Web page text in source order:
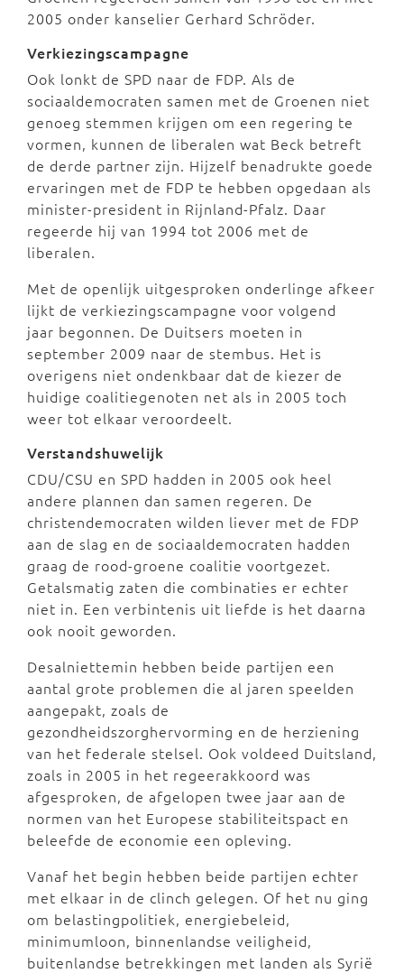
2005 onder kanselier Gerhard Schröder.
Verkiezingscampagne
Ook lonkt de SPD naar de FDP. Als de
sociaaldemocraten samen met de Groenen niet
genoeg stemmen krijgen om een regering te
vormen, kunnen de liberalen wat Beck betreft
de derde partner zijn. Hijzelf benadrukte goede
ervaringen met de FDP te hebben opgedaan als
minister-president in Rijnland-Pfalz. Daar
regeerde hij van 1994 tot 2006 met de
liberalen.
Met de openlijk uitgesproken onderlinge afkeer
lijkt de verkiezingscampagne voor volgend
jaar begonnen. De Duitsers moeten in
september 2009 naar de stembus. Het is
overigens niet ondenkbaar dat de kiezer de
huidige coalitiegenoten net als in 2005 toch
weer tot elkaar veroordeelt.
Verstandshuwelijk
CDU/CSU en SPD hadden in 2005 ook heel
andere plannen dan samen regeren. De
christendemocraten wilden liever met de FDP
aan de slag en de sociaaldemocraten hadden
graag de rood-groene coalitie voortgezet.
Getalsmatig zaten die combinaties er echter
niet in. Een verbintenis uit liefde is het daarna
ook nooit geworden.
Desalniettemin hebben beide partijen een
aantal grote problemen die al jaren speelden
aangepakt, zoals de
gezondheidszorghervorming en de herziening
van het federale stelsel. Ook voldeed Duitsland,
zoals in 2005 in het regeerakkoord was
afgesproken, de afgelopen twee jaar aan de
normen van het Europese stabiliteitspact en
beleefde de economie een opleving.
Vanaf het begin hebben beide partijen echter
met elkaar in de clinch gelegen. Of het nu ging
om belastingpolitiek, energiebeleid,
minimumloon, binnenlandse veiligheid,
buitenlandse betrekkingen met landen als Syrië